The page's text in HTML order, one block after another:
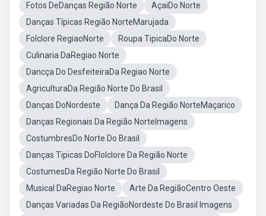
Fotos DeDanças Região Norte
AçaiDo Norte
Danças Típicas Região NorteMarujada
Folclore RegiaoNorte
Roupa TipicaDo Norte
Culinaria DaRegiao Norte
Dancça Do DesfeiteiraDa Regiao Norte
AgriculturaDa Região Norte Do Brasil
Danças DoNordeste
Dança Da Região NorteMaçarico
Danças Regionais Da Região NorteImagens
CostumbresDo Norte Do Brasil
Danças Tipicas DoFlolclore Da Região Norte
CostumesDa Região Norte Do Brasil
Musical DaRegiao Norte
Arte Da RegiãoCentro Oeste
Danças Variadas Da RegiãoNordeste Do Brasil Imagens